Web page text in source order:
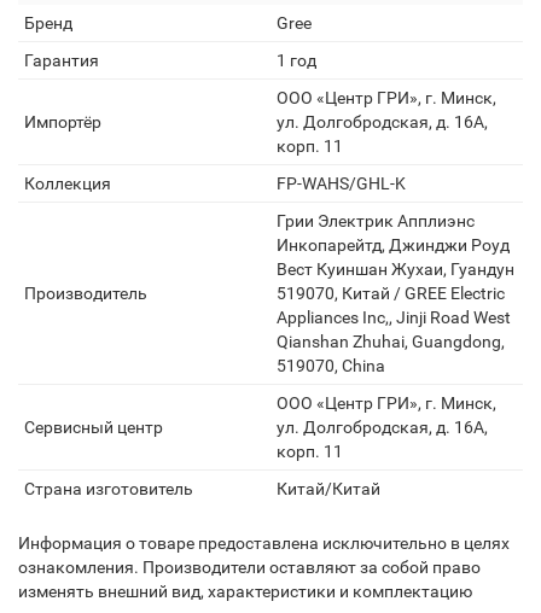
Бренд
Gree
Гарантия
1 год
Импортёр
ООО «Центр ГРИ», г. Минск,
ул. Долгобродская, д. 16А,
корп. 11
Коллекция
FP-WAHS/GHL-K
Производитель
Грии Электрик Апплиэнс
Инкопарейтд, Джинджи Роуд
Вест Куиншан Жухаи, Гуандун
519070, Китай / GREE Electric
Appliances Inc,, Jinji Road West
Qianshan Zhuhai, Guangdong,
519070, China
Сервисный центр
ООО «Центр ГРИ», г. Минск,
ул. Долгобродская, д. 16А,
корп. 11
Страна изготовитель
Китай/Китай
Информация о товаре предоставлена исключительно в целях
ознакомления. Производители оставляют за собой право
изменять внешний вид, характеристики и комплектацию